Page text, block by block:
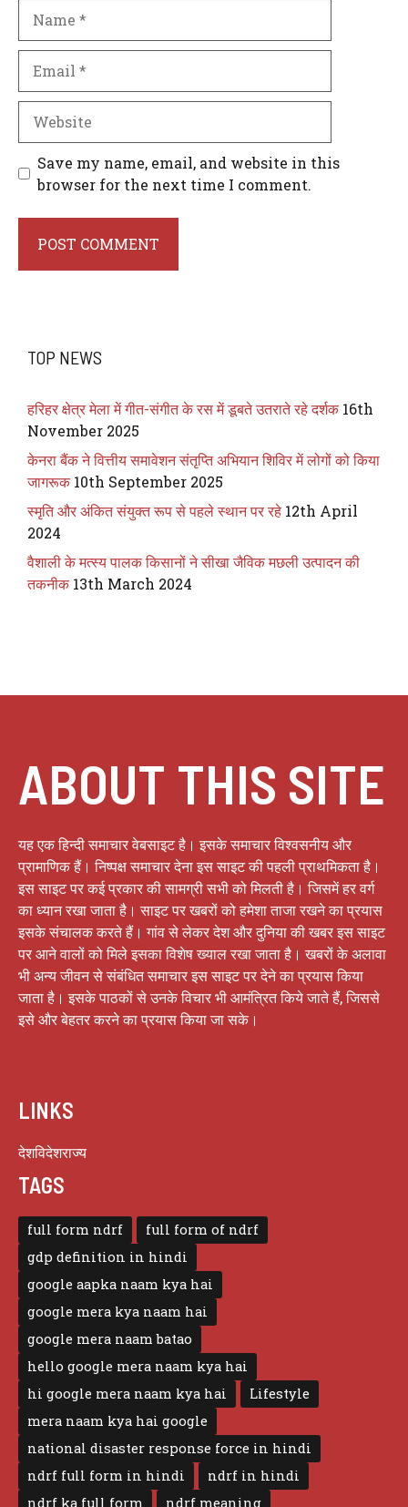
Save my name, email, and website in this
browser for the next time I comment.
TOP NEWS
हरिहर क्षेत्र मेला में गीत-संगीत के रस में डूबते उतराते रहे दर्शक 16th
November 2025
केनरा बैंक ने वित्तीय समावेशन संतृप्ति अभियान शिविर में लोगों को किया
जागरूक 10th September 2025
स्मृति और अंकित संयुक्त रूप से पहले स्थान पर रहे 12th April
2024
वैशाली के मत्स्य पालक किसानों ने सीखा जैविक मछली उत्पादन की
तकनीक 13th March 2024
ABOUT THIS SITE
यह एक हिन्दी समाचार वेबसाइट है। इसके समाचार विश्वसनीय और
प्रामाणिक हैं। निष्पक्ष समाचार देना इस साइट की पहली प्राथमिकता है।
इस साइट पर कई प्रकार की सामग्री सभी को मिलती है। जिसमें हर वर्ग
का ध्यान रखा जाता है। साइट पर खबरों को हमेशा ताजा रखने का प्रयास
इसके संचालक करते हैं। गांव से लेकर देश और दुनिया की खबर इस साइट
पर आने वालों को मिले इसका विशेष ख्याल रखा जाता है। खबरों के अलावा
भी अन्य जीवन से संबंधित समाचार इस साइट पर देने का प्रयास किया
जाता है। इसके पाठकों से उनके विचार भी आमंत्रित किये जाते हैं, जिससे
इसे और बेहतर करने का प्रयास किया जा सके।
LINKS
देशविदेशराज्य
TAGS
full form ndrf
full form of ndrf
gdp definition in hindi
google aapka naam kya hai
google mera kya naam hai
google mera naam batao
hello google mera naam kya hai
hi google mera naam kya hai
Lifestyle
mera naam kya hai google
national disaster response force in hindi
ndrf full form in hindi
ndrf in hindi
ndrf ka full form
ndrf meaning